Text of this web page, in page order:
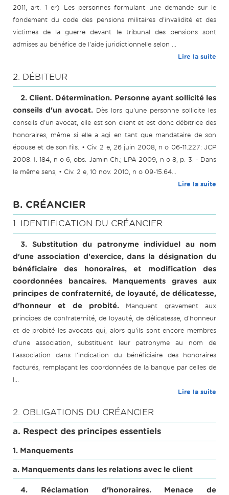
2011, art. 1 er) Les personnes formulant une demande sur le
fondement du code des pensions militaires d'invalidité et des
victimes de la guerre devant le tribunal des pensions sont
admises au bénéfice de l'aide juridictionnelle selon ...
Lire la suite
2. DÉBITEUR
2. Client. Détermination. Personne ayant sollicité les
conseils d'un avocat. Dès lors qu'une personne sollicite les
conseils d'un avocat, elle est son client et est donc débitrice des
honoraires, même si elle a agi en tant que mandataire de son
épouse et de son fils. • Civ. 2 e, 26 juin 2008, n o 06-11.227: JCP
2008. I. 184, n o 6, obs. Jamin Ch.; LPA 2009, n o 8, p. 3. - Dans
le même sens, • Civ. 2 e, 10 nov. 2010, n o 09-15.64...
Lire la suite
B. CRÉANCIER
1. IDENTIFICATION DU CRÉANCIER
3. Substitution du patronyme individuel au nom
d'une association d'exercice, dans la désignation du
bénéficiaire des honoraires, et modification des
coordonnées bancaires. Manquements graves aux
principes de confraternité, de loyauté, de délicatesse,
d'honneur et de probité.
Manquent gravement aux
principes de confraternité, de loyauté, de délicatesse, d'honneur
et de probité les avocats qui, alors qu'ils sont encore membres
d'une association, substituent leur patronyme au nom de
l'association dans l'indication du bénéficiaire des honoraires
facturés, remplaçant les coordonnées de la banque par celles de
l...
Lire la suite
2. OBLIGATIONS DU CRÉANCIER
a. Respect des principes essentiels
1. Manquements
a. Manquements dans les relations avec le client
4. Réclamation d'honoraires. Menace de